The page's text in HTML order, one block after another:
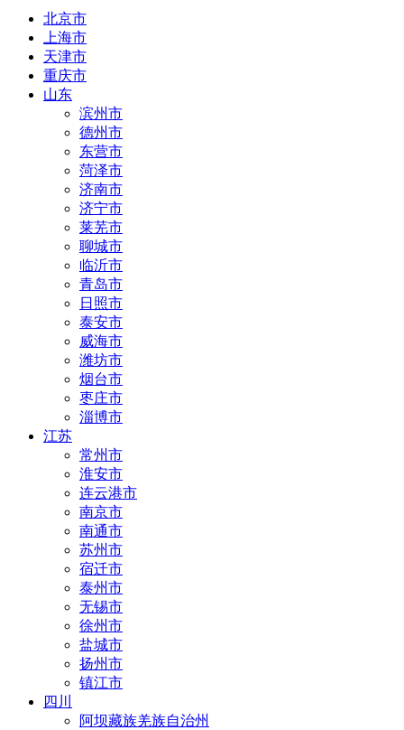
北京市
上海市
天津市
重庆市
山东
滨州市
德州市
东营市
菏泽市
济南市
济宁市
莱芜市
聊城市
临沂市
青岛市
日照市
泰安市
威海市
潍坊市
烟台市
枣庄市
淄博市
江苏
常州市
淮安市
连云港市
南京市
南通市
苏州市
宿迁市
泰州市
无锡市
徐州市
盐城市
扬州市
镇江市
四川
阿坝藏族羌族自治州